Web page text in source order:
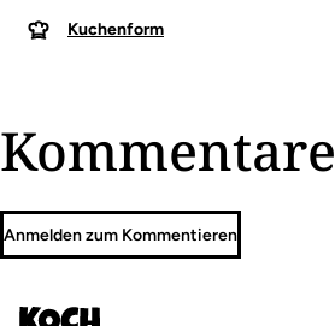
Kuchenform
Kommentare
Anmelden zum Kommentieren